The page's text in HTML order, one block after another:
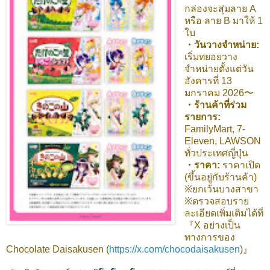
กล่องจะสุ่มลาย A
หรือ ลาย B มาให้ 1
ใบ
・วันวางจำหน่าย:
เริ่มทยอยวาง
จำหน่ายตั้งแต่วัน
อังคารที่ 13
มกราคม 2026〜
・ร้านค้าที่ร่วม
รายการ:
FamilyMart, 7-
Eleven, LAWSON
ทั่วประเทศญี่ปุ่น
・ราคา: ราคาเปิด
(ขึ้นอยู่กับร้านค้า)
※ยกเว้นบางสาขา
※ตรวจสอบราย
ละเอียดเพิ่มเติมได้ที่
『X อย่างเป็น
ทางการของ
Chocolate Daisakusen (https://x.com/chocodaisakusen)』